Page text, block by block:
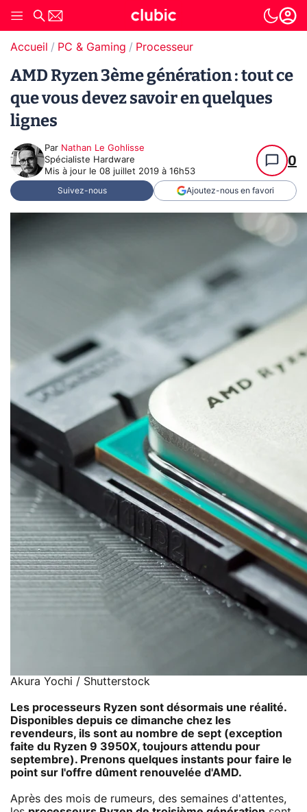
Accueil PC & Gaming Processeur
AMD Ryzen 3ème génération : tout ce
que vous devez savoir en quelques
lignes
Par Nathan Le Gohlisse
Spécialiste Hardware
Mis à jour le 08 juillet 2019 à 16h53
0
Suivez-nous Ajoutez-nous en favori
Akura Yochi / Shutterstock
Les processeurs Ryzen sont désormais une réalité.
Disponibles depuis ce dimanche chez les
revendeurs, ils sont au nombre de sept (exception
faite du Ryzen 9 3950X, toujours attendu pour
septembre). Prenons quelques instants pour faire le
point sur l'offre dûment renouvelée d'AMD.
Après des mois de rumeurs, des semaines d'attentes,